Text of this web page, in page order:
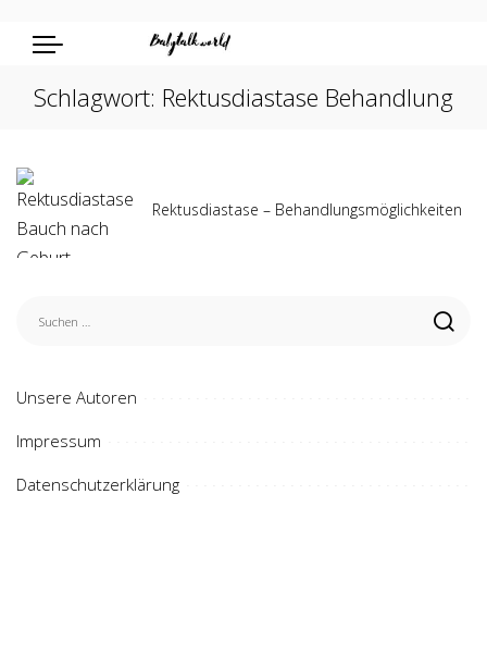
Schlagwort: Rektusdiastase Behandlung
Rektusdiastase – Behandlungsmöglichkeiten
Unsere Autoren
Impressum
Datenschutzerklärung